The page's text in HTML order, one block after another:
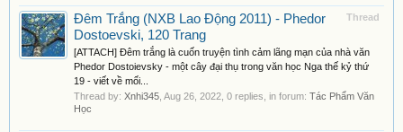
Thread
Đêm Trắng (NXB Lao Động 2011) - Phedor
Dostoevski, 120 Trang
[ATTACH] Đêm trắng là cuốn truyện tình cảm lãng mạn của nhà văn
Phedor Dostoievsky - một cây đại thụ trong văn học Nga thế kỷ thứ
19 - viết về mối...
Thread by: Xnhi345 Aug 26, 2022 , 0 replies, in forum: Tác Phẩm Văn
Học